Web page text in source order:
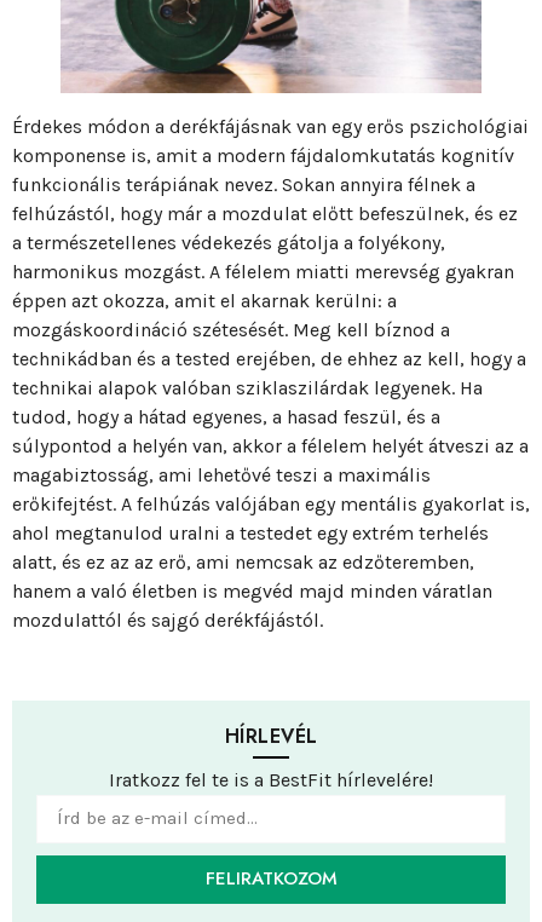
HÍRLEVÉL
Iratkozz fel te is a BestFit hírlevelére!
FELIRATKOZOM
Érdekes módon a derékfájásnak van egy erős pszichológiai
komponense is, amit a modern fájdalomkutatás kognitív
funkcionális terápiának nevez. Sokan annyira félnek a
felhúzástól, hogy már a mozdulat előtt befeszülnek, és ez
a természetellenes védekezés gátolja a folyékony,
harmonikus mozgást. A félelem miatti merevség gyakran
éppen azt okozza, amit el akarnak kerülni: a
mozgáskoordináció szétesését. Meg kell bíznod a
technikádban és a tested erejében, de ehhez az kell, hogy a
technikai alapok valóban sziklaszilárdak legyenek. Ha
tudod, hogy a hátad egyenes, a hasad feszül, és a
súlypontod a helyén van, akkor a félelem helyét átveszi az a
magabiztosság, ami lehetővé teszi a maximális
erőkifejtést. A felhúzás valójában egy mentális gyakorlat is,
ahol megtanulod uralni a testedet egy extrém terhelés
alatt, és ez az az erő, ami nemcsak az edzőteremben,
hanem a való életben is megvéd majd minden váratlan
mozdulattól és sajgó derékfájástól.